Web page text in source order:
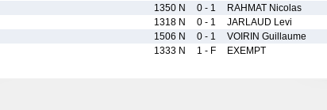
1350 N 0 - 1 RAHMAT Nicolas
1318 N 0 - 1 JARLAUD Levi
1506 N 0 - 1 VOIRIN Guillaume
1333 N 1 - F EXEMPT